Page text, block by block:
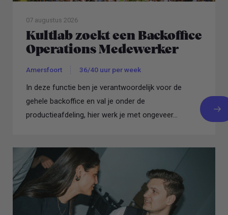
07 augustus 2026
Kultlab zoekt een Backoffice
Operations Medewerker
Amersfoort 36/40 uur per week
In deze functie ben je verantwoordelijk voor de
gehele backoffice en val je onder de
productieafdeling, hier werk je met ongeveer...